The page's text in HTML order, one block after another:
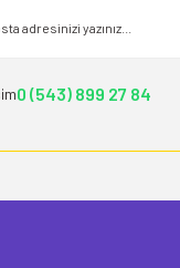
bulunuyor.
pahalı.
0 (543) 899 27 84